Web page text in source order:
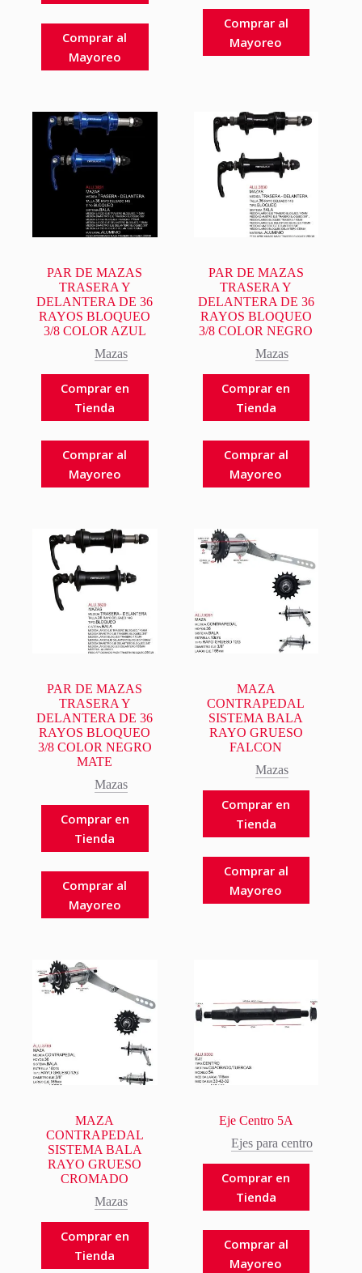
Comprar al
Mayoreo
Comprar al
Mayoreo
PAR DE MAZAS
TRASERA Y
DELANTERA DE 36
RAYOS BLOQUEO
3/8 COLOR AZUL
Mazas
Comprar en
Tienda
Comprar al
Mayoreo
PAR DE MAZAS
TRASERA Y
DELANTERA DE 36
RAYOS BLOQUEO
3/8 COLOR NEGRO
Mazas
Comprar en
Tienda
Comprar al
Mayoreo
PAR DE MAZAS
TRASERA Y
DELANTERA DE 36
RAYOS BLOQUEO
3/8 COLOR NEGRO
MATE
Mazas
Comprar en
Tienda
Comprar al
Mayoreo
MAZA
CONTRAPEDAL
SISTEMA BALA
RAYO GRUESO
FALCON
Mazas
Comprar en
Tienda
Comprar al
Mayoreo
MAZA
CONTRAPEDAL
SISTEMA BALA
RAYO GRUESO
CROMADO
Mazas
Comprar en
Tienda
Eje Centro 5A
Ejes para centro
Comprar en
Tienda
Comprar al
Mayoreo